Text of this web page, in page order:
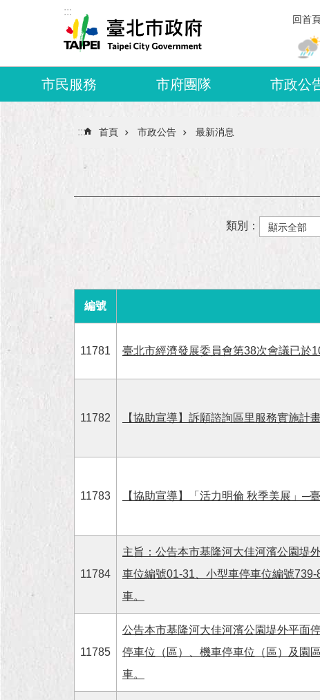
跳到主要內容區塊
:::
回首
市民服務 市府團隊 市政公
::: 首頁 市政公告 最新消息
類別：
編號
11781 臺北市經濟發展委員會第38次會議已於
11782 【協助宣導】訴願諮詢區里服務實施計
11783 【協助宣導】「活力明倫 秋季美展」─
11784
主旨：公告本市基隆河大佳河濱公園堤
車位編號01-31、小型車停車位編號
車。
11785
公告本市基隆河大佳河濱公園堤外平面
停車位（區）、機車停車位（區）及園
車。